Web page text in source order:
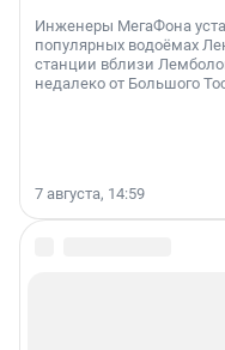
Инженеры МегаФона
популярных водоёмах
станции вблизи
недалеко от Большого
7 августа, 14:59